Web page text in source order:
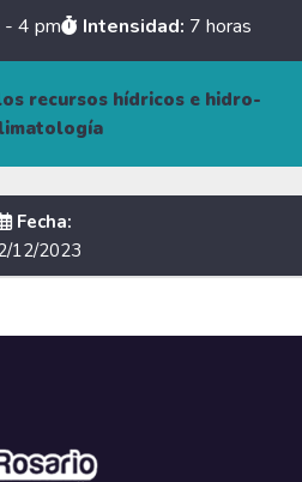
4 pm Intensidad: 7 horas
recursos hídricos e hidro-
Fecha:
12/2023